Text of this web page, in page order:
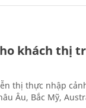
khách thị
thị thực nhập
Âu, Bắc Mỹ,